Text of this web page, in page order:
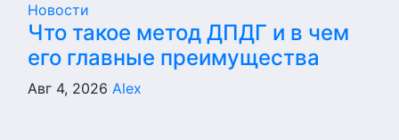
Новости
Что такое метод ДПДГ и в чем
его главные преимущества
Авг 4, 2026 Alex